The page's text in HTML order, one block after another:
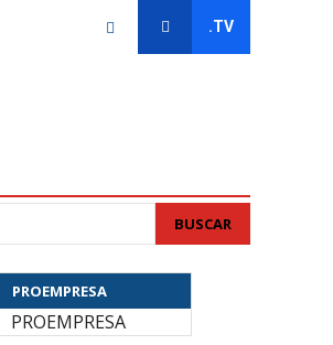
.TV
BUSCAR
PROEMPRESA